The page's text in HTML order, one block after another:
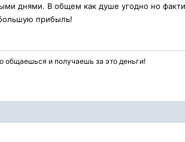
днями. В общем как душе угодно но
прибыль!
общаешься и получаешь за это деньги!